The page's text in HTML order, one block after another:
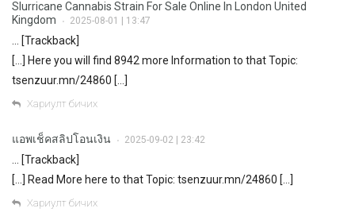
Slurricane Cannabis Strain For Sale Online In London United
Kingdom
• 2025-08-01 | 13:47
… [Trackback]
[…] Here you will find 8942 more Information to that Topic:
tsenzuur.mn/24860 […]
Хариулт бичих
แอพเช็คสลิปโอนเงิน • 2025-09-02 | 23:42
… [Trackback]
[…] Read More here to that Topic: tsenzuur.mn/24860 […]
Хариулт бичих